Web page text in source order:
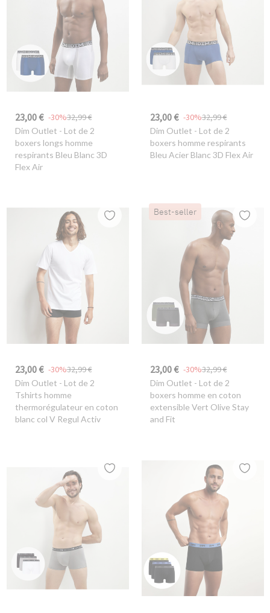
23,00 € 32,99 €
-30%
Dim Outlet - Lot de 2
boxers longs homme
respirants Bleu Blanc 3D
Flex Air
23,00 € 32,99 €
-30%
Dim Outlet - Lot de 2
boxers homme respirants
Bleu Acier Blanc 3D Flex Air
23,00 € 32,99 €
-30%
Dim Outlet - Lot de 2
Tshirts homme
thermorégulateur en coton
blanc col V Regul Activ
Best-seller
23,00 € 32,99 €
-30%
Dim Outlet - Lot de 2
boxers homme en coton
extensible Vert Olive Stay
and Fit